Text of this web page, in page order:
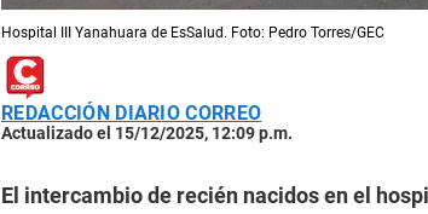
Hospital III Yanahuara de EsSalud. Foto: Pedro Torres/GEC
REDACCIÓN DIARIO CORREO
Actualizado el 15/12/2025, 12:09 p.m.
El intercambio de recién nacidos en el